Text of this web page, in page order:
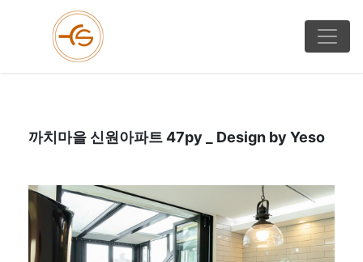
까치마을 신원아파트 47py _ Design by Yeso